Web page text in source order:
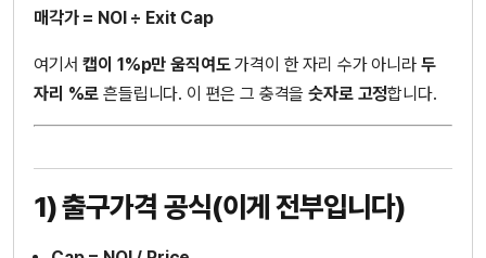
매각가 = NOI ÷ Exit Cap
여기서캡이 1%p만 움직여도가격이 한 자리 수가 아니라 두
자리 %로 흔들립니다. 이 편은 그 충격을숫자로 고정합니다.
1) 출구가격 공식(이게 전부입니다)